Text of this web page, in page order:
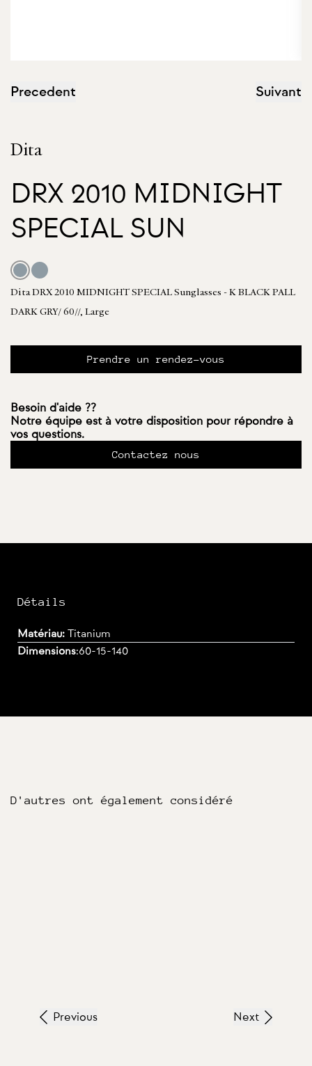
Precedent Suivant
Dita
DRX 2010 MIDNIGHT
SPECIAL SUN
Dita DRX 2010 MIDNIGHT SPECIAL Sunglasses - K BLACK PALL
DARK GRY/ 60//, Large
Prendre un rendez-vous
Besoin d'aide ??
Notre équipe est à votre disposition pour répondre à
vos questions.
Contactez nous
Détails
Matériau: Titanium
Dimensions:60-15-140
D'autres ont également considéré
Previous Next